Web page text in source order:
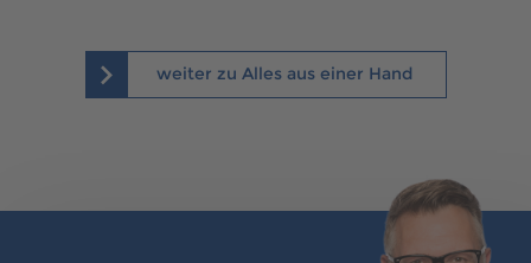
weiter zu Alles aus einer Hand